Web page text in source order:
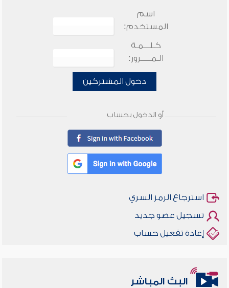
اسم
المستخدم:
كـلـــمـة
الـمـــــرور:
دخول المشتركين
أو الدخول بحساب
استرجاع الرمز السري
تسجيل عضو جديد
إعادة تفعيل حساب
البث المباشر